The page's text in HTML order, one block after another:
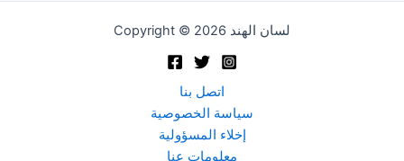
Copyright © 2026 لسان الهند
اتصل بنا
سياسة الخصوصية
إخلاء المسؤولية
معلومات عنا